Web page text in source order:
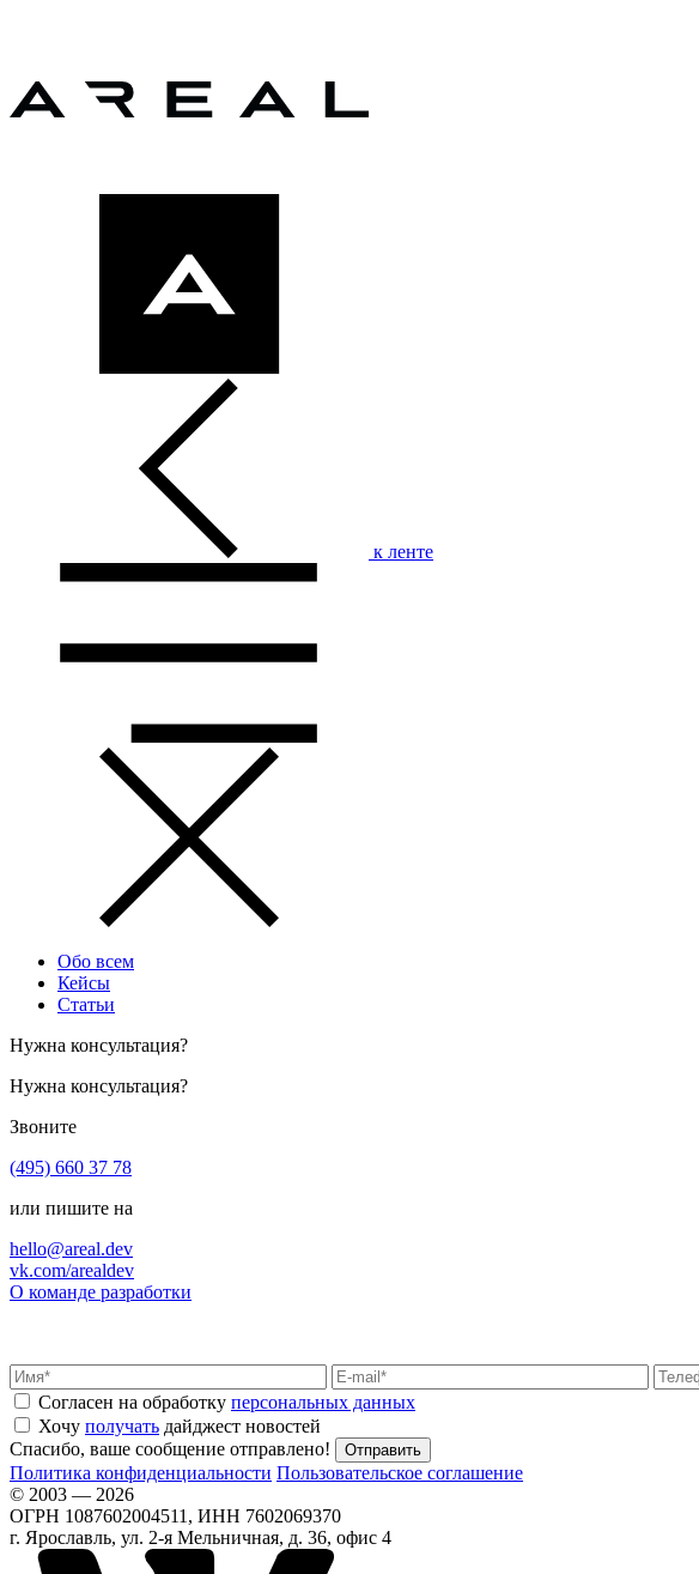
к ленте
Обо всем
Кейсы
Статьи
Нужна консультация?
Нужна консультация?
Звоните
(495) 660 37 78
или пишите на
hello@areal.dev
vk.com/arealdev
О команде разработки
Согласен на обработку персональных данных
Хочу получать дайджест новостей
Спасибо, ваше сообщение отправлено!
Политика конфиденциальности Пользовательское соглашение
© 2003 — 2026
ОГРН 1087602004511, ИНН 7602069370
г. Ярославль, ул. 2-я Мельничная, д. 36, офис 4